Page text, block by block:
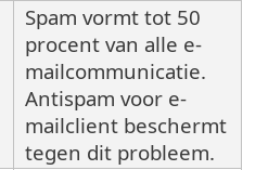
Spam vormt tot 50
procent van alle e-
mailcommunicatie.
Antispam voor e-
mailclient beschermt
tegen dit probleem.